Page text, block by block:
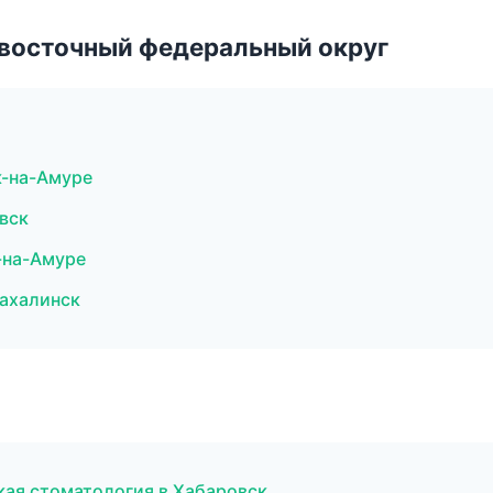
федеральный округ
на-Амуре
Амуре